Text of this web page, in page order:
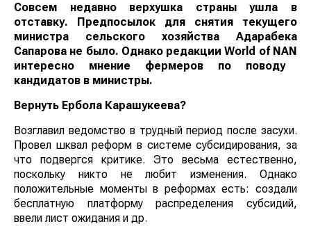
Совсем недавно верхушка страны ушла в
отставку. Предпосылок для снятия текущего
министра сельского хозяйства Адарабека
Сапарова не было. Однако редакцииWorld of NAN
интересно мнение фермеров по поводу
кандидатов в министры.
Вернуть Ербола Карашукеева?
Возглавил ведомство в трудный период после засухи.
Провел шквал реформ в системе субсидирования, за
что подвергся критике. Это весьма естественно,
поскольку никто не любит изменения. Однако
положительные моменты в реформах есть: создали
бесплатную платформу распределения субсидий,
ввели лист ожидания и др.